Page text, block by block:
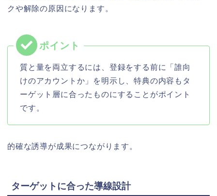
クや解除の原因になります。
質と量を両立するには、登録をする前に「誰向
けのアカウントか」を明示し、特典の内容もタ
ーゲット層に合ったものにすることがポイント
です。
的確な誘導が成果につながります。
ターゲットに合った導線設計